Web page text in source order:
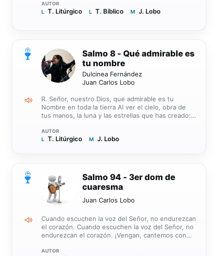
L T. Litúrgico L T. Bíblico M J. Lobo
oigan los humildes y se alegren. El Señor rechaza
a los que hacen el mal para borrar su recuerdo de
y los que se refugian en Él no serán castigados.
Salmo 8 - Qué admirable es
tu nombre
Dulcinea Fernández
Juan Carlos Lobo
L T. Litúrgico M J. Lobo
0
R. Señor, nuestro Dios, que admirable es tu
Nombre en toda la tierra Al ver el cielo, obra de
tus manos, la luna y las estrellas que has creado:
humano para que lo cuides R. Lo hiciste poco
inferior a los ángeles, lo coronaste de gloria y
las aves del cielo, los peces del mar y cuanto surca
los caminos de las aguas. R.
Salmo 94 - 3er dom de
cuaresma
Juan Carlos Lobo
0
Cuando escuchen la voz del Señor, no endurezcan
el corazón. Cuando escuchen la voz del Señor, no
endurezcan el corazón. ¡Vengan, cantemos con
¡Lleguemos hasta él dándole gracias, aclamemos